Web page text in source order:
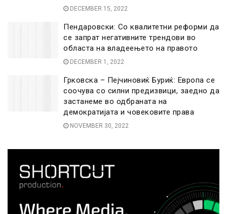
DECEMBER 15, 2022
Пендаровски: Со квалитетни реформи да
се запрат негативните трендови во
областа на владеењето на правото
DECEMBER 1, 2022
Грковска – Пејчиновиќ Буриќ: Европа се
соочува со силни предизвици, заедно да
застанеме во одбраната на
демократијата и човековите права
NOVEMBER 30, 2022